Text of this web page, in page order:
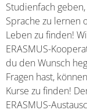
Studienfach
Sprache zu lernen
Leben zu finden!
ERASMUS-
du den Wunsch
Fragen hast,
Kurse zu finden!
ERASMUS-